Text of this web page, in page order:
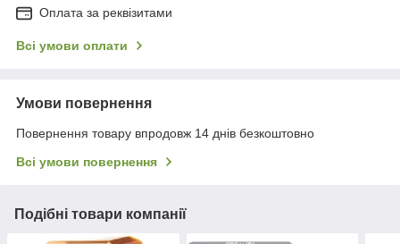
Оплата за реквізитами
Всі умови оплати
Умови повернення
Повернення товару впродовж 14 днів безкоштовно
Всі умови повернення
Подібні товари компанії